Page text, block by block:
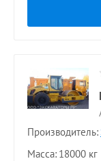
Производитель:
Масса 18000 кг